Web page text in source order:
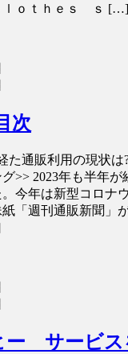
ｌｏｔｈｅｓ ｓ […]
次
た通販利用の現状は
>> 2023年も半年が
今年は新型コロナ
「週刊通販新聞」
ー サービス